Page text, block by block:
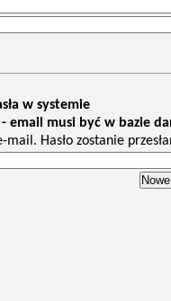
w systemie
email musi być w bazie
Hasło zostanie